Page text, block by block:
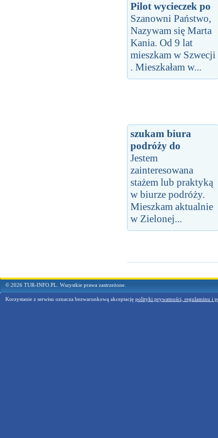
Pilot wycieczek po
Szanowni Państwo,
Nazywam się Marta
Kania. Od 9 lat
mieszkam w Szwecji
. Mieszkałam w...
szukam biura
podróży do
Jestem
zainteresowana
stażem lub praktyką
w biurze podróży.
Mieszkam aktualnie
w Zielonej...
© 2026 TUR-INFO.PL. Wszystkie prawa zastrzeżone.
Korzystanie z serwisu oznacza bezwarunkową akceptację polityki prywatności, regulaminu i